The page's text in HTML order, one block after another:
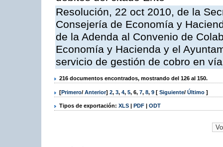
Resolución, 22 oct 2010, de la
Consejería de Economía y
de la Adenda al Convenio de
Economía y Hacienda y el
servicio de gestión de cobro en
216 documentos encontrados, mostrando del 126 al 150.
[Primero/ Anterior] 2, 3, 4, 5, 6, 7, 8, 9 [ Siguiente/ Último ]
Tipos de exportación: XLS | PDF | ODT